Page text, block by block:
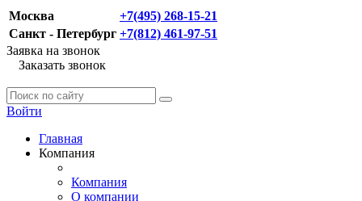
Москва
+7(495) 268-15-21
Санкт - Петербург +7(812) 461-97-51
Заявка на звонок
Заказать звонок
Войти
Главная
Компания
Компания
О компании